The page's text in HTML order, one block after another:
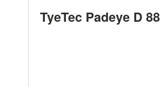
TyeTec Padeye D